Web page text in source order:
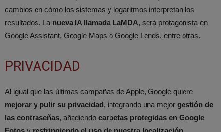
cambios en cómo los sistemas y logaritmos interpretan los
resultados. La nueva IA llamada LaMDA, será protagonista en
Google Assistant, Google Maps o Google Lends, entre otras.
PRIVACIDAD
Al igual que las últimas campañas de Apple, Google quiere
mejorar y pulir su privacidad, integrando una mejor gestión de
las contraseñas, añadiendo carpetas protegidas en Google
Fotos y restringiendo el uso de nuestra localización